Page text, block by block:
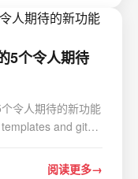
5个令人期待
令人期待的新功能
templates and git
阅读更多